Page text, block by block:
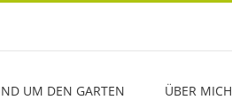
UM DEN GARTEN ÜBER MICH